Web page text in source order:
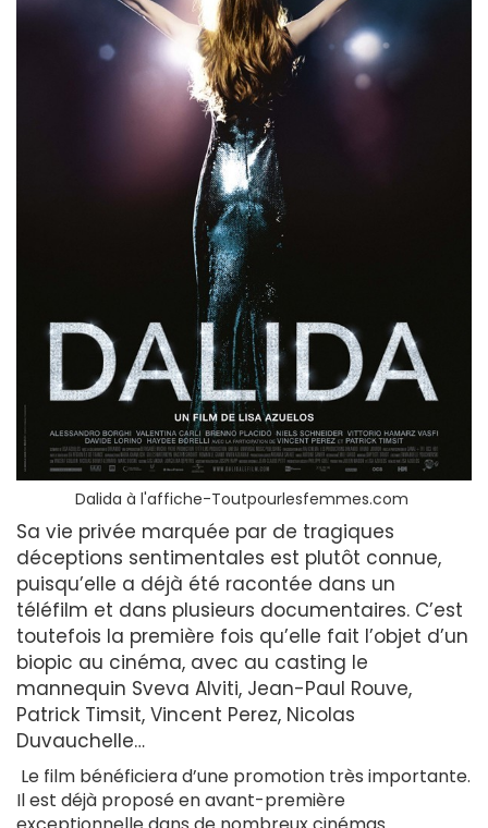
Dalida à l'affiche-Toutpourlesfemmes.com
Sa vie privée marquée par de tragiques
déceptions sentimentales est plutôt connue,
puisqu’elle a déjà été racontée dans un
téléfilm et dans plusieurs documentaires. C’est
toutefois la première fois qu’elle fait l’objet d’un
biopic au cinéma, avec au casting le
mannequin Sveva Alviti, Jean-Paul Rouve,
Patrick Timsit, Vincent Perez, Nicolas
Duvauchelle…
Le film bénéficiera d’une promotion très importante.
Il est déjà proposé en avant-première